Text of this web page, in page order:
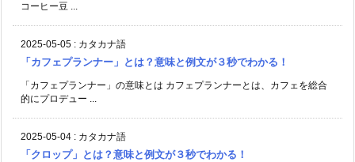
コーヒー豆 ...
2025-05-05 : カタカナ語
「カフェプランナー」とは？意味と例文が３秒でわかる！
「カフェプランナー」の意味とは カフェプランナーとは、カフェを総合
的にプロデュー ...
2025-05-04 : カタカナ語
「クロップ」とは？意味と例文が３秒でわかる！